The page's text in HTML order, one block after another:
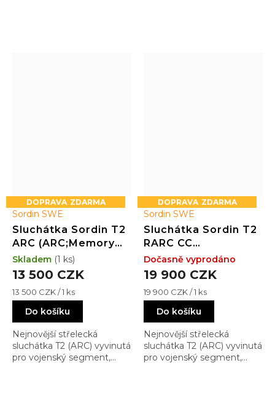
ZDARMA
Sordin SWE
Sluchátka Sordin T2
ARC (ARC;Memory
Foam;černé)
13 500 CZK
Měrná
cena:
13 500 CZK / 1 ks
Do košíku
Nejnovější střelecká
sluchátka T2 (ARC) vyvinutá
pro vojenský segment,
Skladem (1 ks)
ZDARMA
Sordin SWE
Sluchátka Sordin T2
RARC CC
(RearARC;Memory
Foam;zelené;CC)
19 900 CZK
Měrná
cena:
19 900 CZK / 1 ks
Do košíku
Nejnovější střelecká
sluchátka T2 (ARC) vyvinutá
pro vojenský segment,
Dočasně vyprodáno